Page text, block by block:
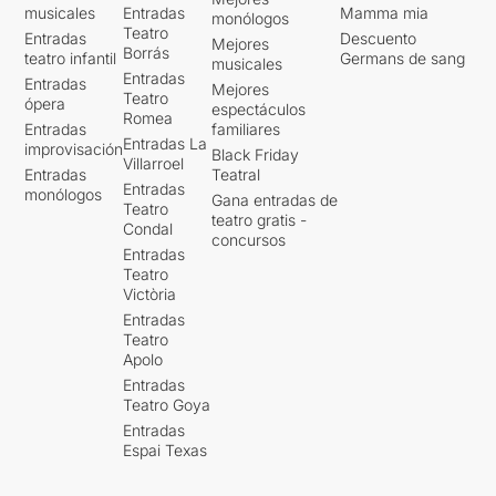
musicales
Entradas
teatro infantil
Entradas
ópera
Entradas
improvisación
Entradas
monólogos
Entradas
Teatro
Borrás
Entradas
Teatro
Romea
Entradas La
Villarroel
Entradas
Teatro
Condal
Entradas
Teatro
Victòria
Entradas
Teatro
Apolo
Entradas
Teatro Goya
Entradas
Espai Texas
monólogos
Mejores
musicales
Mejores
espectáculos
familiares
Black Friday
Teatral
Gana entradas de
teatro gratis -
concursos
Mamma mia
Descuento
Germans de sang